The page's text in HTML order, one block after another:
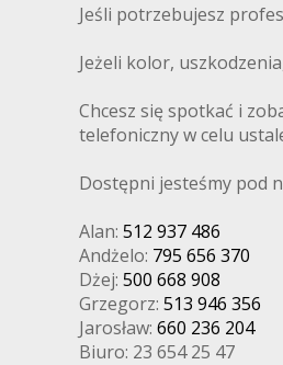
Jeśli potrzebujesz
Jeżeli kolor,
Chcesz się spotkać i
telefoniczny w celu
Dostępni jesteśmy pod
Alan: 512 937 486
Andżelo: 795 656 370
Dżej: 500 668 908
Grzegorz: 513 946 356
Jarosław: 660 236 204
Biuro: 23 654 25 47